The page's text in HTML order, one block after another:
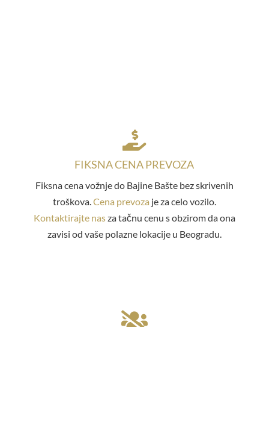

FIKSNA CENA PREVOZA
Fiksna cena vožnje do Bajine Bašte bez skrivenih
troškova. Cena prevoza je za celo vozilo.
Kontaktirajte nasza tačnu cenu s obzirom da ona
zavisi od vaše polazne lokacije u Beogradu.
